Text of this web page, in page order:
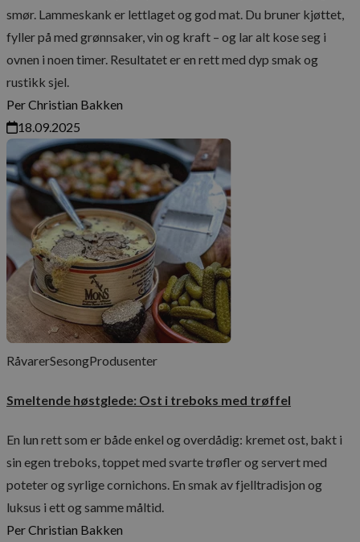
smør. Lammeskank er lettlaget og god mat. Du bruner kjøttet,
fyller på med grønnsaker, vin og kraft – og lar alt kose seg i
ovnen i noen timer. Resultatet er en rett med dyp smak og
rustikk sjel.
Per Christian Bakken
18.09.2025
RåvarerSesongProdusenter
Smeltende høstglede: Ost i treboks med trøffel
En lun rett som er både enkel og overdådig: kremet ost, bakt i
sin egen treboks, toppet med svarte trøfler og servert med
poteter og syrlige cornichons. En smak av fjelltradisjon og
luksus i ett og samme måltid.
Per Christian Bakken